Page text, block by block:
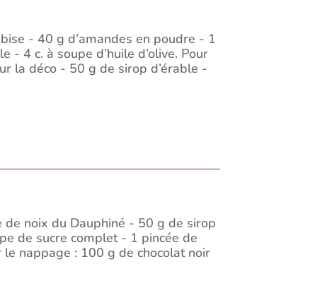
- 40 g d’amandes en poudre - 1
- 4 c. à soupe d’huile d’olive. Pour
la déco - 50 g de sirop d’érable -
noix du Dauphiné - 50 g de sirop
de sucre complet - 1 pincée de
nappage : 100 g de chocolat noir